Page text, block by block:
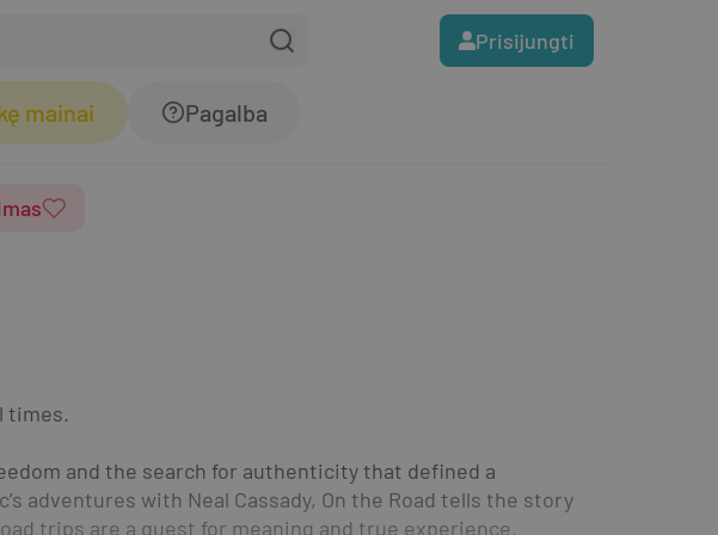
Prisijungti
mainai Pagalba
times.
and the search for authenticity that defined a
adventures with Neal Cassady, On the Road tells the story
trips are a quest for meaning and true experience.